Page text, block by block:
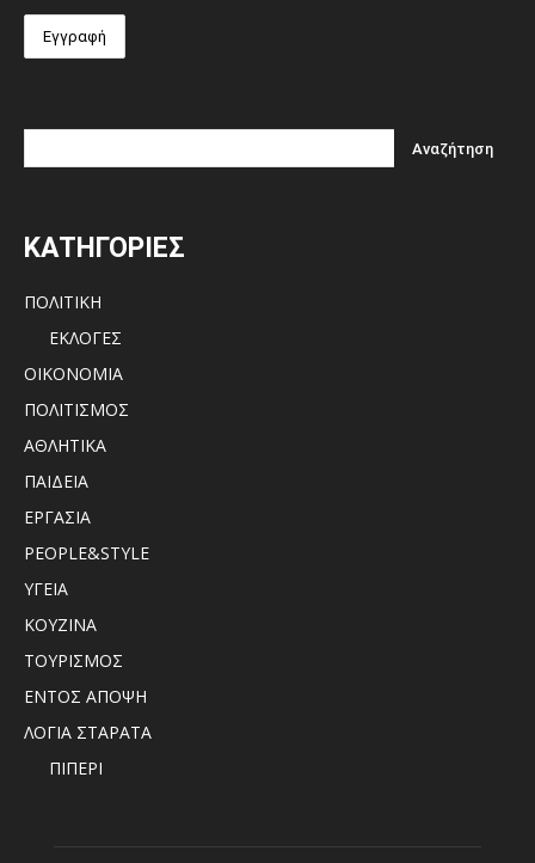
ΚΑΤΗΓΟΡΙΕΣ
ΠΟΛΙΤΙΚΗ
ΕΚΛΟΓΕΣ
ΟΙΚΟΝΟΜΙΑ
ΠΟΛΙΤΙΣΜΟΣ
ΑΘΛΗΤΙΚΑ
ΠΑΙΔΕΙΑ
ΕΡΓΑΣΙΑ
PEOPLE&STYLE
ΥΓΕΙΑ
ΚΟΥΖΙΝΑ
ΤΟΥΡΙΣΜΟΣ
ΕΝΤΟΣ ΑΠΟΨΗ
ΛΟΓΙΑ ΣΤΑΡΑΤΑ
ΠΙΠΕΡΙ